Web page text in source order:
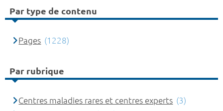
Par type de contenu
Pages (1228)
Par rubrique
Centres maladies rares et centres experts (3)